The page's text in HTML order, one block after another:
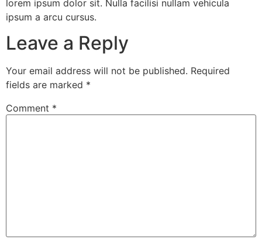
lorem ipsum dolor sit. Nulla facilisi nullam vehicula
ipsum a arcu cursus.
Leave a Reply
Your email address will not be published. Required
fields are marked *
Comment *